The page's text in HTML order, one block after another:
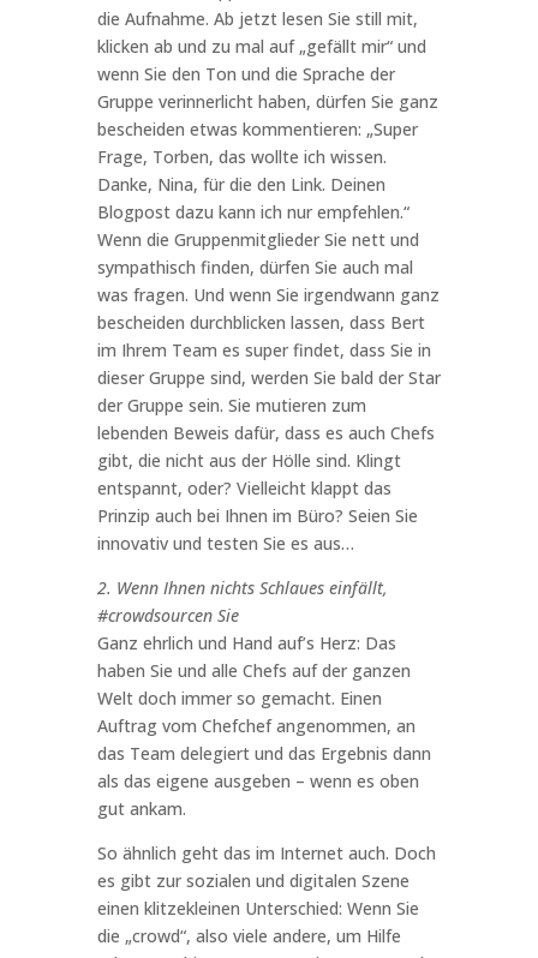
die Aufnahme. Ab jetzt lesen Sie still mit,
klicken ab und zu mal auf „gefällt mir“ und
wenn Sie den Ton und die Sprache der
Gruppe verinnerlicht haben, dürfen Sie ganz
bescheiden etwas kommentieren: „Super
Frage, Torben, das wollte ich wissen.
Danke, Nina, für die den Link. Deinen
Blogpost dazu kann ich nur empfehlen.“
Wenn die Gruppenmitglieder Sie nett und
sympathisch finden, dürfen Sie auch mal
was fragen. Und wenn Sie irgendwann ganz
bescheiden durchblicken lassen, dass Bert
im Ihrem Team es super findet, dass Sie in
dieser Gruppe sind, werden Sie bald der Star
der Gruppe sein. Sie mutieren zum
lebenden Beweis dafür, dass es auch Chefs
gibt, die nicht aus der Hölle sind. Klingt
entspannt, oder? Vielleicht klappt das
Prinzip auch bei Ihnen im Büro? Seien Sie
innovativ und testen Sie es aus…
2. Wenn Ihnen nichts Schlaues einfällt,
#crowdsourcen Sie
Ganz ehrlich und Hand auf’s Herz: Das
haben Sie und alle Chefs auf der ganzen
Welt doch immer so gemacht. Einen
Auftrag vom Chefchef angenommen, an
das Team delegiert und das Ergebnis dann
als das eigene ausgeben – wenn es oben
gut ankam.
So ähnlich geht das im Internet auch. Doch
es gibt zur sozialen und digitalen Szene
einen klitzekleinen Unterschied: Wenn Sie
die „crowd“, also viele andere, um Hilfe